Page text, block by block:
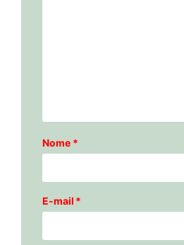
Nome *
E-mail *